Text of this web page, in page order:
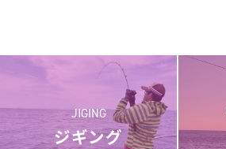
JIGING
ジギング